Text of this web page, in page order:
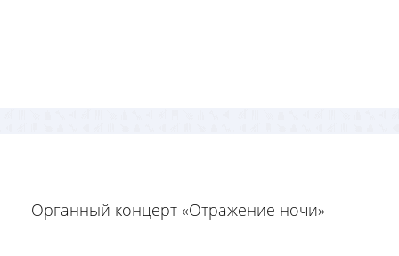
Органный концерт «Отражение ночи»